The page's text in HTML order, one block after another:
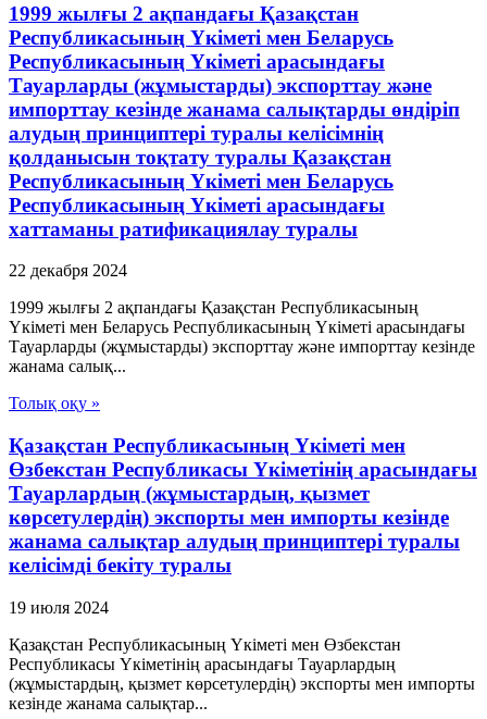
1999 жылғы 2 ақпандағы Қазақстан
Республикасының Үкіметі мен Беларусь
Республикасының Үкіметі арасындағы
Тауарларды (жұмыстарды) экспорттау және
импорттау кезінде жанама салықтарды өндіріп
алудың принциптері туралы келісімнің
қолданысын тоқтату туралы Қазақстан
Республикасының Үкіметі мен Беларусь
Республикасының Үкіметі арасындағы
хаттаманы ратификациялау туралы
22 декабря 2024
1999 жылғы 2 ақпандағы Қазақстан Республикасының
Үкіметі мен Беларусь Республикасының Үкіметі арасындағы
Тауарларды (жұмыстарды) экспорттау және импорттау кезінде
жанама салық...
Толық оқу »
Қазақстан Республикасының Үкiметi мен
Өзбекстан Республикасы Үкiметiнiң арасындағы
Тауарлардың (жұмыстардың, қызмет
көрсетулердiң) экспорты мен импорты кезiнде
жанама салықтар алудың принциптерi туралы
келiсiмдi бекiту туралы
19 июля 2024
Қазақстан Республикасының Үкiметi мен Өзбекстан
Республикасы Үкiметiнiң арасындағы Тауарлардың
(жұмыстардың, қызмет көрсетулердiң) экспорты мен импорты
кезiнде жанама салықтар...